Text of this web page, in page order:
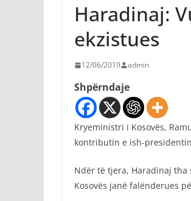
Haradinaj:
ekzistues
12/06/2019 admin
Shpërndaje
Kryeministri i Kosovës,
kontributin e ish-
Ndër të tjera, Haradinaj
Kosovës janë falënderues